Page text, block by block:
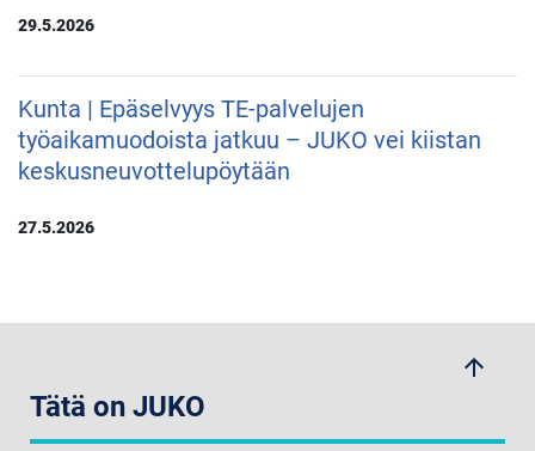
29.5.2026
Kunta | Epäselvyys TE-palvelujen
työaikamuodoista jatkuu – JUKO vei kiistan
keskusneuvottelupöytään
27.5.2026
arrow_upwards
Tätä on JUKO